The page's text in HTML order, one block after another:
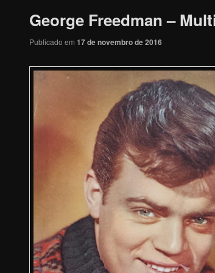
George Freedman –
Publicado em 17 de novembro de 2016